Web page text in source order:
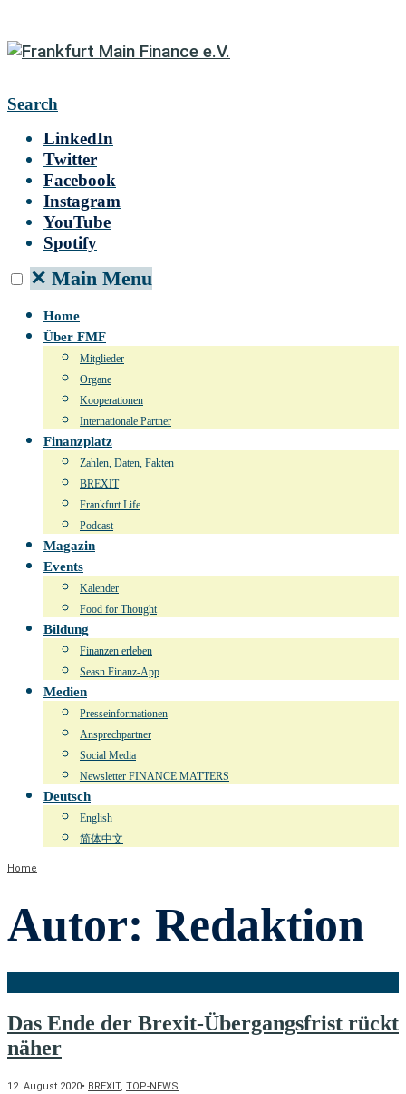
Search
LinkedIn
Twitter
Facebook
Instagram
YouTube
Spotify
✕ Main Menu
Home
Über FMF
Mitglieder
Organe
Kooperationen
Internationale Partner
Finanzplatz
Zahlen, Daten, Fakten
BREXIT
Frankfurt Life
Podcast
Magazin
Events
Kalender
Food for Thought
Bildung
Finanzen erleben
Seasn Finanz-App
Medien
Presseinformationen
Ansprechpartner
Social Media
Newsletter FINANCE MATTERS
Deutsch
English
简体中文
Home
Autor: Redaktion
Das Ende der Brexit-Übergangsfrist rückt
näher
12. August 2020• BREXIT, TOP-NEWS